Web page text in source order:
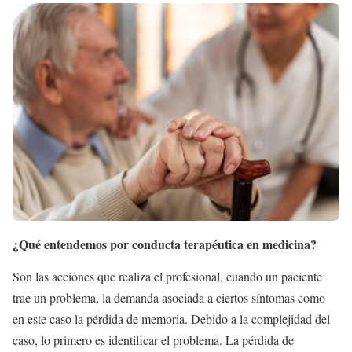
¿Qué entendemos por conducta terapéutica en medicina?
Son las acciones que realiza el profesional, cuando un paciente
trae un problema, la demanda asociada a ciertos síntomas como
en este caso la pérdida de memoria. Debido a la complejidad del
caso, lo primero es identificar el problema. La pérdida de